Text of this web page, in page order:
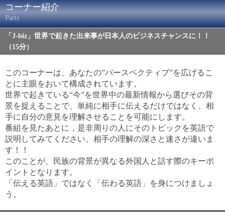
コーナー紹介
Parts
「J-biz」世界で起きた出来事が日本人のビジネスチャンスに！！
（15分）
このコーナーは、あなたの”パースペクティブ”を広げるこ
とに主眼をおいて構成されています。
世界で起きている“今”を世界中の最新情報から選びその背
景を捉えることで、単純に相手に伝えるだけではなく、相
手に自分の意見を理解させることを可能にします。
番組を見たあとに，是非周りの人にそのトピックを英語で
説明してみてください。相手の理解の深さと速さが違いま
す！！
このことが、民族の背景が異なる外国人と話す際のキーポ
イントとなります。
「伝える英語」ではなく「伝わる英語」を身につけましょ
う。